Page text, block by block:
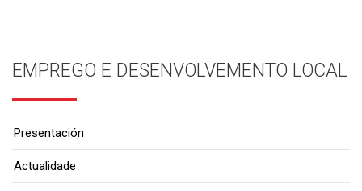
EMPREGO E DESENVOLVEMENTO LOCAL
Presentación
Actualidade